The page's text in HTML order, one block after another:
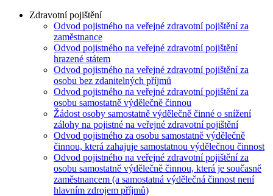
Zdravotní pojištění
Odvod pojistného na veřejné zdravotní pojištění za
zaměstnance
Odvod pojistného na veřejné zdravotní pojištění
hrazené státem
Odvod pojistného na veřejné zdravotní pojištění za
osobu bez zdanitelných příjmů
Odvod pojistného na veřejné zdravotní pojištění za
osobu samostatně výdělečně činnou
Žádost osoby samostatně výdělečně činné o snížení
zálohy na pojistné na veřejné zdravotní pojištění
Odvod pojistného za osobu samostatně výdělečně
činnou, která zahajuje samostatnou výdělečnou činnost
Odvod pojistného na veřejné zdravotní pojištění za
osobu samostatně výdělečně činnou, která je současně
zaměstnancem (a samostatná výdělečná činnost není
hlavním zdrojem příjmů)